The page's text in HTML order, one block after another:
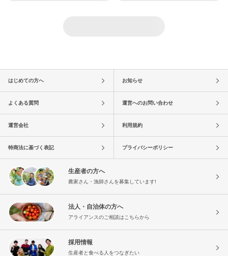
はじめての方へ お知らせ
よくある質問 運営へのお問い合わせ
運営会社 利用規約
特商法に基づく表記 プライバシーポリシー
生産者の方へ
農家さん・漁師さんを募集しています!
法人・自治体の方へ
アライアンスのご相談はこちらから
採用情報
生産者と食べる人をつなぎたい